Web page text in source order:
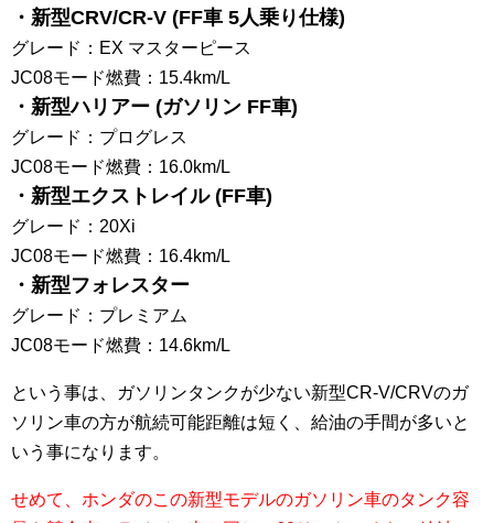
・新型CRV/CR-V (FF車 5人乗り仕様)
グレード：EX マスターピース
JC08モード燃費：15.4km/L
・新型ハリアー (ガソリン FF車)
グレード：プログレス
JC08モード燃費：16.0km/L
・新型エクストレイル (FF車)
グレード：20Xi
JC08モード燃費：16.4km/L
・新型フォレスター
グレード：プレミアム
JC08モード燃費：14.6km/L
という事は、ガソリンタンクが少ない新型CR-V/CRVのガ
ソリン車の方が航続可能距離は短く、給油の手間が多いと
いう事になります。
せめて、ホンダのこの新型モデルのガソリン車のタンク容